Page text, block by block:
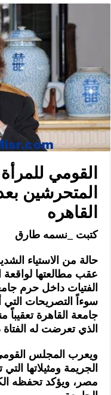
القومي
المتحرشين
القاهره
كتبت _نسمه طارق
حالة من الاستياء
عقب مطالعتها
الفتيات داخل حرم
سوءاً التصريحات التي
جامعة القاهرة
الذي تعرضت له
ويعرب المجلس القومي
الجريمة ومثيلاتها
مصر، ويؤكد تحفظه